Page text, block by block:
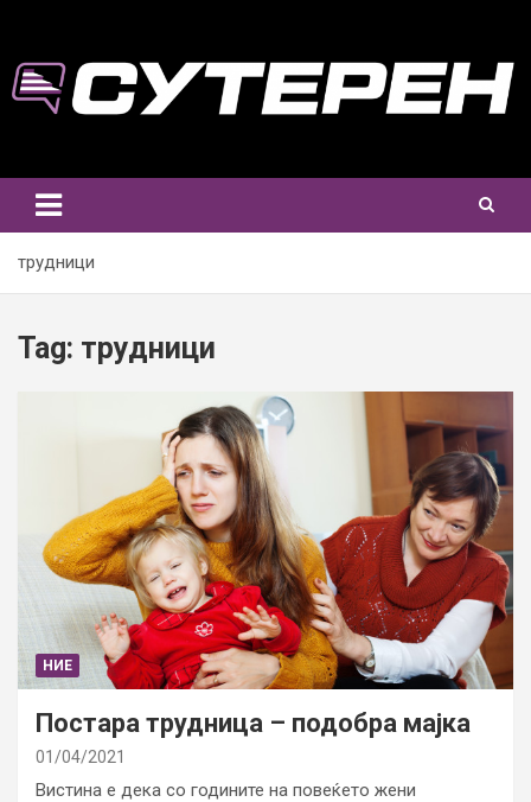
content
трудници
Tag: трудници
НИЕ
Постара трудница – подобра мајка
01/04/2021
Вистина е дека со годините на повеќето жени